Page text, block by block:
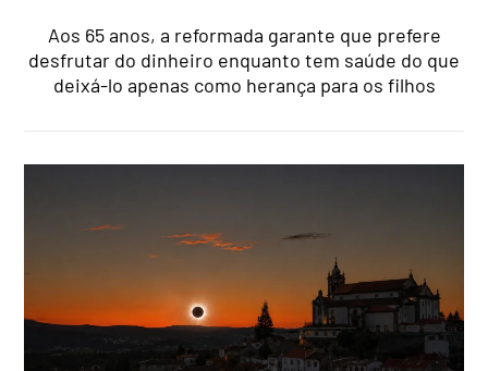
Aos 65 anos, a reformada garante que prefere
desfrutar do dinheiro enquanto tem saúde do que
deixá-lo apenas como herança para os filhos